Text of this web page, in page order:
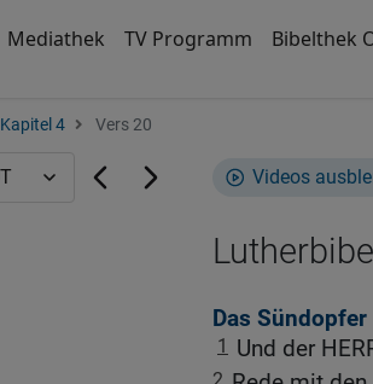
Mediathek TV Programm Bibelthek
Kapitel 4 Vers 20
Videos
Das Sündopfer
1 Und der